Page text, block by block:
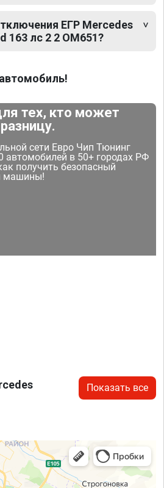
ЕГР Mercedes
163 лс 2 2 OM651?
тех, кто может
сети Евро Чип Тюнинг
автомобилей в 50+ городах РФ
получить безопасный
машины!
Показать все